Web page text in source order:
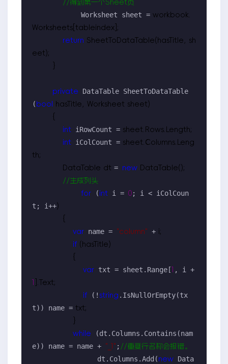
//得到第一个Sheet页
            Worksheet sheet =
workbook.
Worksheets[tableindex];
return SheetToDataTable(hasTitle, sh
eet);
private
DataTable SheetToDataTable
( bool
hasTitle, Worksheet sheet)
int iRowCount = sheet.Rows.Length;
int iColCount = sheet.Columns.Leng
th;
            DataTable dt
= new DataTable();
// 生成列头
for ( int i = 0 ; i < iColCoun
t; i++)
var name = "column" + i;
if (hasTitle)
var txt = sheet.Range[
].Text;
if (! string .IsNullOrEmpty(tx
t)) name = txt;
while
(dt.Columns.Contains(nam
e)) name = name +
" " ; //重复行名称会报错。
                dt.Columns.Add(
new Data